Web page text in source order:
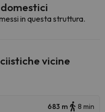
in questa struttura.
vicine
683 m 8 min